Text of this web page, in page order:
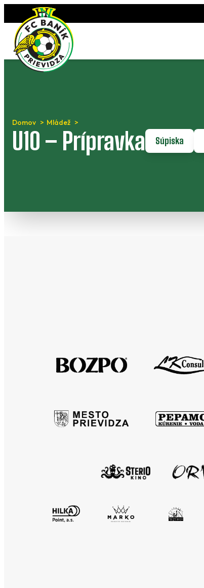
Preskočiť
na
obsah
Domov Mládež
U10 – Prípravka Súpiska